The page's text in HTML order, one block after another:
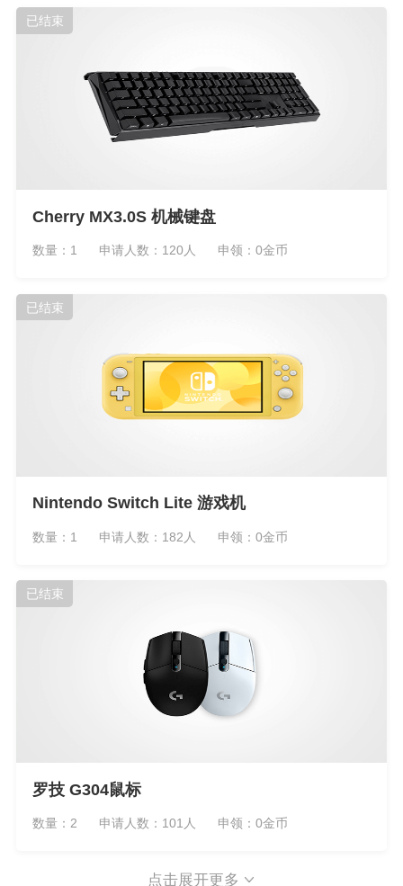
已结束
Cherry MX3.0S 机械键盘
数量：1 申请人数：120人 申领：0金币
已结束
Nintendo Switch Lite 游戏机
数量：1 申请人数：182人 申领：0金币
已结束
罗技 G304鼠标
数量：2 申请人数：101人 申领：0金币
点击展开更多